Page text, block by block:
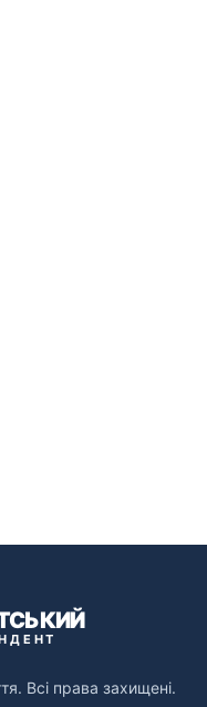
Всі права захищені.